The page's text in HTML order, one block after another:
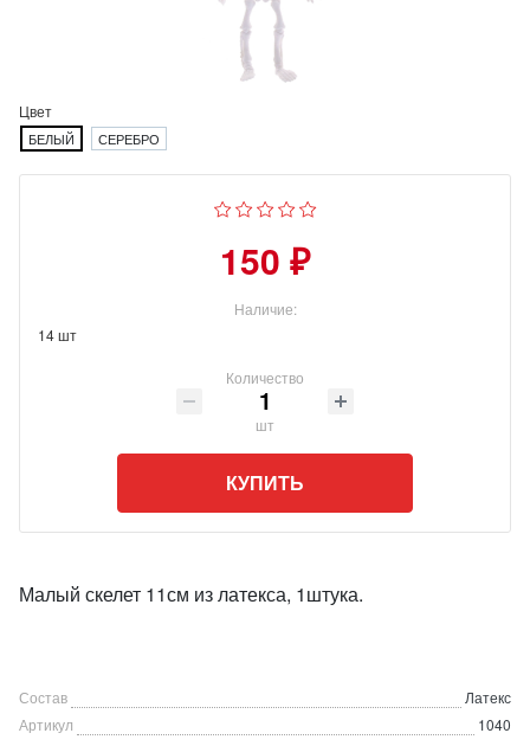
Цвет
БЕЛЫЙ СЕРЕБРО
150 ₽
Наличие:
14 шт
Количество
шт
КУПИТЬ
Малый скелет 11см из латекса, 1штука.
Состав
Латекс
Артикул
1040